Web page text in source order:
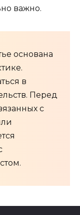
важно.
основана
в
Перед
с